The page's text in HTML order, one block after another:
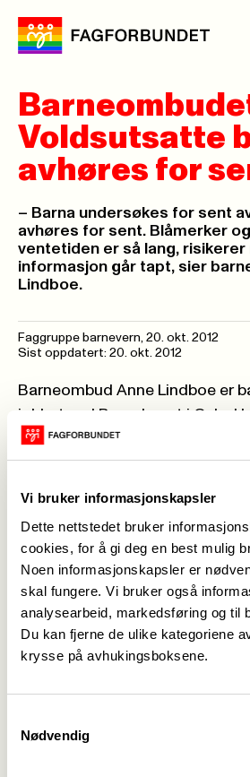
Vi bruker informasjonskapsler
Dette nettstedet bruker
cookies, for å gi deg en best mulig
Noen informasjonskapsler er
skal fungere. Vi bruker også
analysearbeid, markedsføring og til
Du kan fjerne de ulike kategoriene
krysse på avhukingsboksene.
Nødvendig
Voldsutsatte
avhøres for
– Barna undersøkes for sent
avhøres for sent. Blåmerker
ventetiden er så lang, risikerer
informasjon går tapt, sier
Lindboe.
Faggruppe barnevern, 20. okt. 2012
Sist oppdatert: 20. okt. 2012
Barneombud Anne Lindboe er
jobbet ved Barnehuset i Oslo.
de medisinske
med at barnet avhøres.
sier at dommeravhør må
punkt av etterforskningen.
Medlemskap